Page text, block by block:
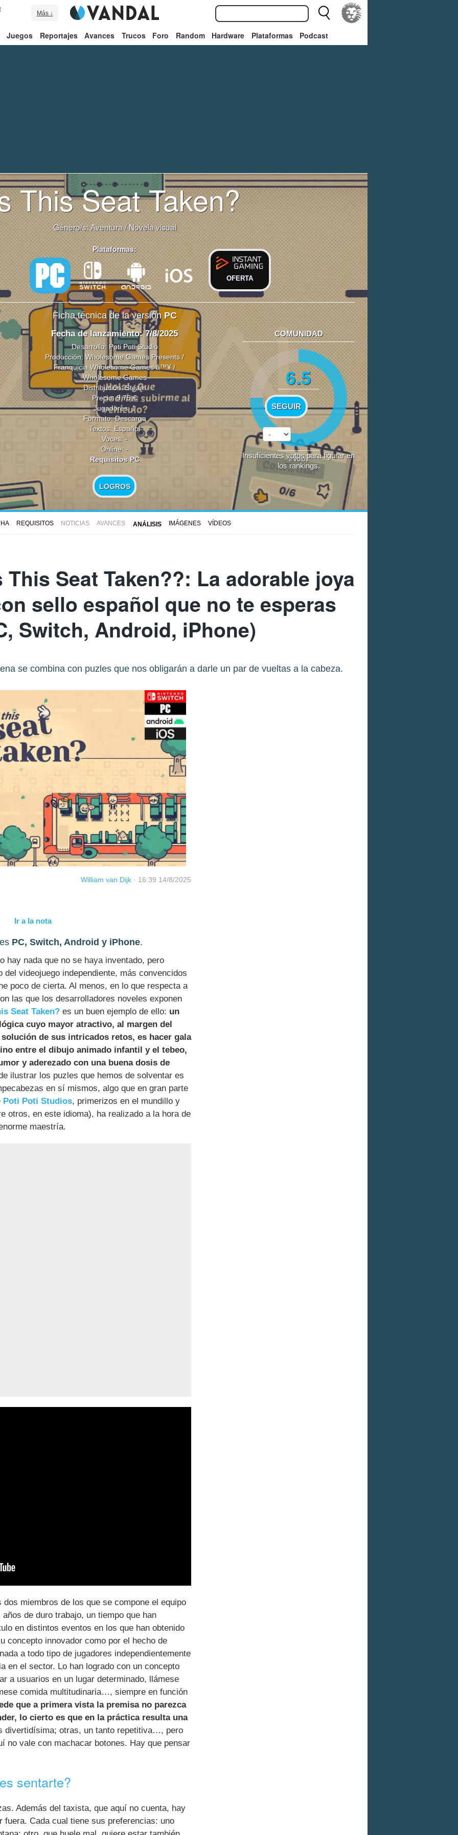
Más ↓
Juegos Reportajes Avances Trucos Foro Random Hardware Plataformas Podcast
This Seat Taken?
Género/s:Aventura/Novela visual
Plataformas:
OFERTA
Ficha técnica de la versión PC
Fecha de lanzamiento: 7/8/2025
Desarrollo: Poti Poti Studio
Producción: Wholesome Games Presents /
Franquicia Wholesome Games â™¥ /
Wholesome Games
Distribución: Steam
Precio: 9.75 €
Jugadores: 1
Formato: Descarga
Textos: Español
Voces: -
Online: -
Requisitos PC
LOGROS
COMUNIDAD
6.5
SEGUIR
2votos
Insuficientes votos para figurar en
los rankings.
REQUISITOS NOTICIAS AVANCES ANÁLISIS IMÁGENES VÍDEOS
This Seat Taken??: La adorable joya
sello español que no te esperas
Switch, Android, iPhone)
se combina con puzles que nos obligarán a darle un par de vueltas a la cabeza.
William van Dijk · 16:39 14/8/2025
Ir a la nota
PC, Switch, Android y iPhone.
hay nada que no se haya inventado, pero
del videojuego independiente, más convencidos
poco de cierta. Al menos, en lo que respecta a
las que los desarrolladores noveles exponen
Seat Taken? es un buen ejemplo de ello: un
cuyo mayor atractivo, al margen del
de sus intricados retos, es hacer gala
entre el dibujo animado infantil y el tebeo,
y aderezado con una buena dosis de
ilustrar los puzles que hemos de solventar es
en sí mismos, algo que en gran parte
Poti Poti Studios, primerizos en el mundillo y
otros, en este idioma), ha realizado a la hora de
maestría.
miembros de los que se compone el equipo
de duro trabajo, un tiempo que han
en distintos eventos en los que han obtenido
concepto innovador como por el hecho de
a todo tipo de jugadores independientemente
en el sector. Lo han logrado con un concepto
a usuarios en un lugar determinado, llámese
comida multitudinaria…, siempre en función
que a primera vista la premisa no parezca
lo cierto es que en la práctica resulta una
divertidísima; otras, un tanto repetitiva…, pero
no vale con machacar botones. Hay que pensar
sentarte?
Además del taxista, que aquí no cuenta, hay
fuera. Cada cual tiene sus preferencias: uno